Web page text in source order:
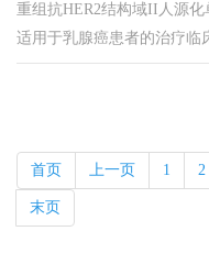
重组抗HER2结构域II人源
适用于乳腺癌患者的治疗临
号CTR20220391相关登记...
首页 上一页 1 2
末页